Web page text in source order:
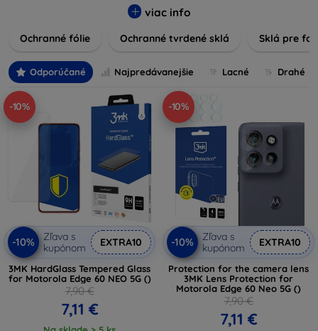
bezpečnosť a predlžujú životnosť obrazoviek. Tvrdené sklá
zatiaľ čo fólie zabezpečujú ochranu proti drobným
Vyberte si tú správnu ochranu pre váš prístroj a chráňte
svoje investície pred každodennými nástrahami. Naša
ponuka zahŕňa produkty kompatibilné s rôznymi značkami
a modelmi, čím zaručujeme, že každý zákazník nájde
ideálnu ochranu pre svoje zariadenie.
viac info
Ochranné fólie Ochranné tvrdené sklá Sklá pre
Odporúčané Najpredávanejšie Lacné Drahé
-10%
-10%
Zľava s
kupónom
EXTRA10
3MK HardGlass Tempered Glass
for Motorola Edge 60 NEO 5G ()
7,90 €
7,11 €
-10%
-10%
Zľava s
kupónom
EXTRA10
Protection for the camera lens
3MK Lens Protection for
Motorola Edge 60 Neo 5G ()
7,90 €
7,11 €